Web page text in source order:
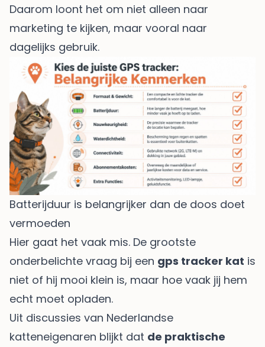
Daarom loont het om niet alleen naar
marketing te kijken, maar vooral naar
dagelijks gebruik.
Batterijduur is belangrijker dan de doos doet
vermoeden
Hier gaat het vaak mis. De grootste
onderbelichte vraag bij een gps tracker kat is
niet of hij mooi klein is, maar hoe vaak jij hem
echt moet opladen.
Uit discussies van Nederlandse
katteneigenaren blijkt dat de praktische